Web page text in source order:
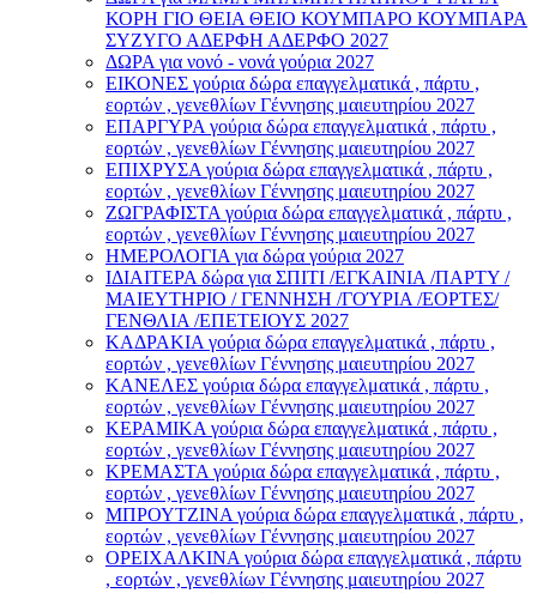
ΚΟΡΗ ΓΙΟ ΘΕΙΑ ΘΕΙΟ ΚΟΥΜΠΑΡΟ ΚΟΥΜΠΑΡΑ
ΣΥΖΥΓΟ ΑΔΕΡΦΗ ΑΔΕΡΦΟ 2027
ΔΩΡΑ για νονό - νονά γούρια 2027
ΕΙΚΟΝΕΣ γούρια δώρα επαγγελματικά , πάρτυ ,
εορτών , γενεθλίων Γέννησης μαιευτηρίου 2027
ΕΠΑΡΓΥΡΑ γούρια δώρα επαγγελματικά , πάρτυ ,
εορτών , γενεθλίων Γέννησης μαιευτηρίου 2027
ΕΠΙΧΡΥΣΑ γούρια δώρα επαγγελματικά , πάρτυ ,
εορτών , γενεθλίων Γέννησης μαιευτηρίου 2027
ΖΩΓΡΑΦΙΣΤΑ γούρια δώρα επαγγελματικά , πάρτυ ,
εορτών , γενεθλίων Γέννησης μαιευτηρίου 2027
ΗΜΕΡΟΛΟΓΙΑ για δώρα γούρια 2027
ΙΔΙΑΙΤΕΡΑ δώρα για ΣΠΙΤΙ /ΕΓΚΑΙΝΙΑ /ΠΑΡΤΥ /
ΜΑΙΕΥΤΗΡΙΟ / ΓΕΝΝΗΣΗ /ΓΟΎΡΙΑ /ΕΟΡΤΕΣ/
ΓΕΝΘΛΙΑ /ΕΠΕΤΕΙΟΥΣ 2027
ΚΑΔΡΑΚΙΑ γούρια δώρα επαγγελματικά , πάρτυ ,
εορτών , γενεθλίων Γέννησης μαιευτηρίου 2027
ΚΑΝΕΛΕΣ γούρια δώρα επαγγελματικά , πάρτυ ,
εορτών , γενεθλίων Γέννησης μαιευτηρίου 2027
ΚΕΡΑΜΙΚΑ γούρια δώρα επαγγελματικά , πάρτυ ,
εορτών , γενεθλίων Γέννησης μαιευτηρίου 2027
ΚΡΕΜΑΣΤΑ γούρια δώρα επαγγελματικά , πάρτυ ,
εορτών , γενεθλίων Γέννησης μαιευτηρίου 2027
ΜΠΡΟΥΤΖΙΝΑ γούρια δώρα επαγγελματικά , πάρτυ ,
εορτών , γενεθλίων Γέννησης μαιευτηρίου 2027
ΟΡΕΙΧΑΛΚΙΝΑ γούρια δώρα επαγγελματικά , πάρτυ
, εορτών , γενεθλίων Γέννησης μαιευτηρίου 2027